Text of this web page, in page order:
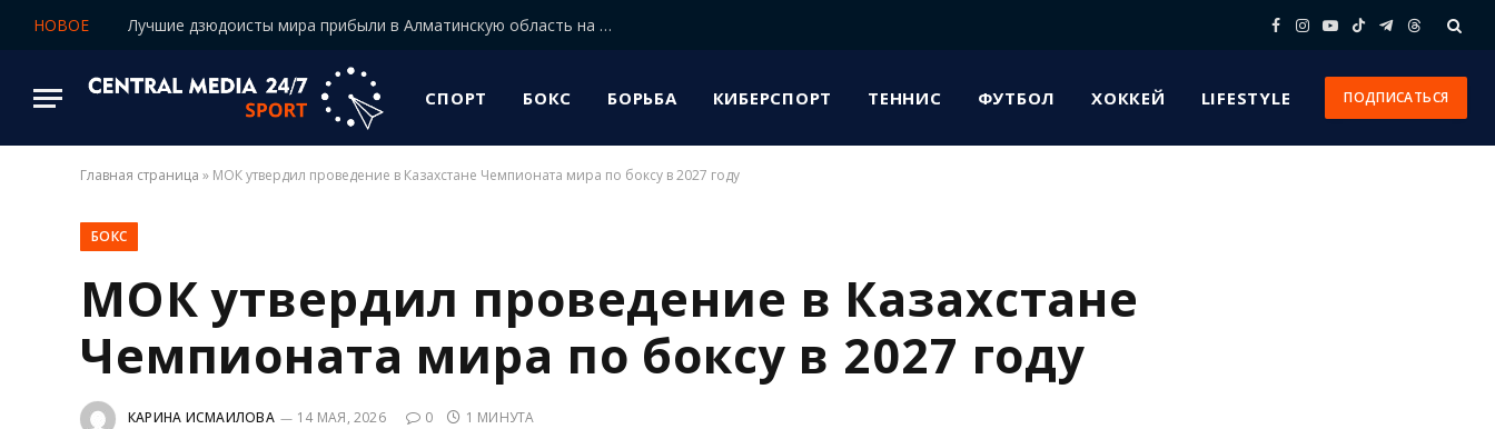
НОВОЕ Лучшие дзюдоисты мира прибыли в Алматинскую область на сборы Facebook
Instagram
YouTube
TikTokTelegram
Threads
СПОРТ БОКС БОРЬБА КИБЕРСПОРТ ТЕННИС ФУТБОЛ ХОККЕЙ LIFESTYLE ПОДПИСАТЬСЯ
Главная страница » МОК утвердил проведение в Казахстане Чемпионата мира по боксу в 2027 году
БОКС
МОК утвердил проведение в Казахстане
Чемпионата мира по боксу в 2027 году
КАРИНА ИСМАИЛОВА 14 МАЯ, 2026 0 1 МИНУТА